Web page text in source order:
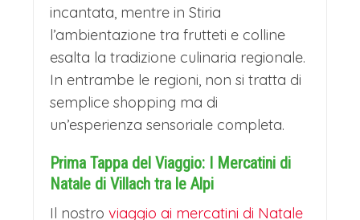
incantata, mentre in Stiria
l’ambientazione tra frutteti e colline
esalta la tradizione culinaria regionale.
In entrambe le regioni, non si tratta di
semplice shopping ma di
un’esperienza sensoriale completa.
Prima Tappa del Viaggio: I Mercatini di
Natale di Villach tra le Alpi
Il nostro viaggio ai mercatini di Natale